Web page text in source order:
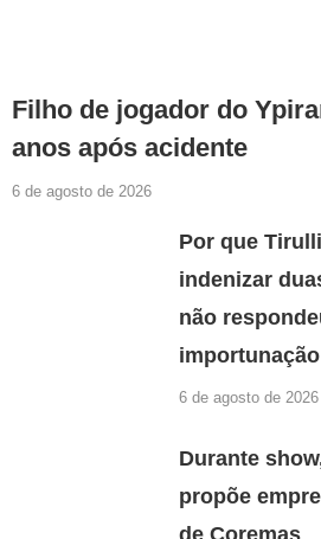
Filho de jogador do
anos após acidente
6 de agosto de 2026
Por que
indenizar
não
6 de agosto de 2026
Durante
propõe
de Coremas